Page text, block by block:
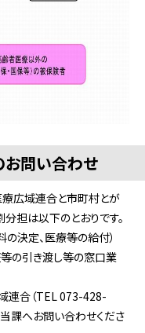
お問い合わせ
広域連合と市町村とが
担は以下のとおりです。
決定、医療等の給付）
の引き渡し等の窓口業
連合（TEL 073-428-
課へお問い合わせくださ